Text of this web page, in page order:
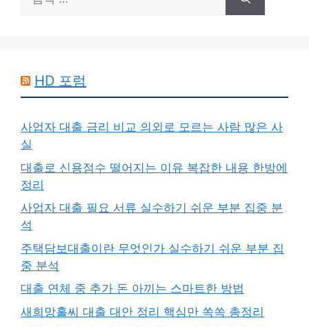
색:
HD 포럼
사업자 대출 금리 비교 의외로 모르는 사람 많은 사
실
대출로 신용점수 떨어지는 이유 복잡한 내용 한방에
정리
사업자 대출 필요 서류 실수하기 쉬운 부분 집중 분
석
주택담보대출이란 무엇인가 실수하기 쉬운 부분 집
중 분석
대출 연체 중 추가 돈 아끼는 스마트한 방법
새희망홀씨 대출 대안 정리 핵심만 쏙쏙 총정리